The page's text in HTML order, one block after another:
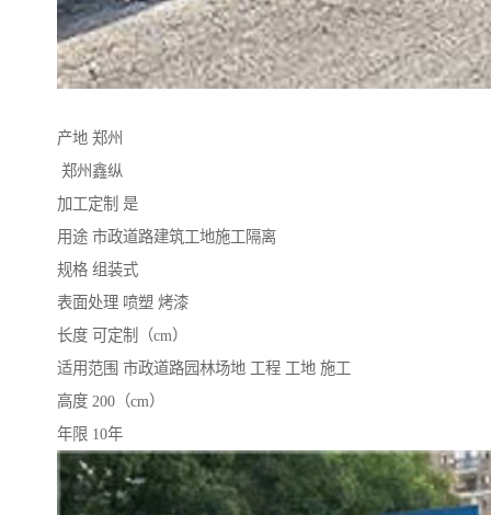
产地 郑州
郑州鑫纵
加工定制 是
用途 市政道路建筑工地施工隔离
规格 组装式
表面处理 喷塑 烤漆
长度 可定制（cm）
适用范围 市政道路园林场地 工程 工地 施工
高度 200（cm）
年限 10年